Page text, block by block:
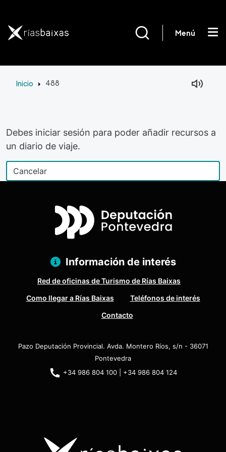
Menú
Inicio 488
Debes iniciar sesión para poder añadir recursos a
un diario de viaje.
Información de interés
Red de oficinas de Turismo de Rías Baixas
Como llegar a Rías Baixas
Teléfonos de interés
Contacto
Pazo Deputación Provincial. Avda. Montero Ríos, s/n - 36071
Pontevedra
+34 986 804 100 | +34 986 804 124